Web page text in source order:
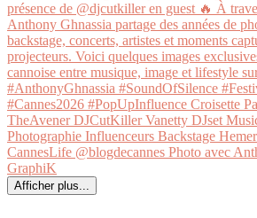
Afficher plus...